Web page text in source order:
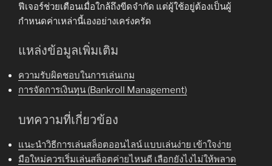
ฟีเจอร์ช่วยเตือนเมื่อใกล้ถึงขีดจำกัด แต่ผู้ใช้อยู่ต้องเป็นผู้
กำหนดค่าเหล่านี้เองอย่างเคร่งครัด
แหล่งข้อมูลเพิ่มเติม
ความรับผิดชอบในการเล่นเกม
การจัดการเงินทุน (Bankroll Management)
บทความที่เกี่ยวข้อง
แนะนำวิธีการเล่นสล็อตออนไลน์ แบบเล่นง่าย เข้าใจง่าย
มือใหม่ควรเริ่มเล่นสล็อตค่ายไหนดี เลือกยังไงไม่ให้พลาด